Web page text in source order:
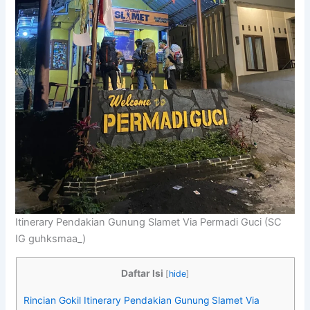
Itinerary Pendakian Gunung Slamet Via Permadi Guci (SC
IG guhksmaa_)
Daftar Isi [hide]
Rincian Gokil Itinerary Pendakian Gunung Slamet Via